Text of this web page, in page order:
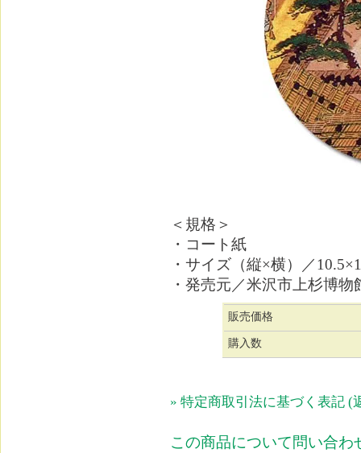
＜規格＞
・コート紙
・サイズ（縦×横）／
・発売元／米沢市上杉博物
販売価格
購入数
» 特定商取引法に基づく表記 (
この商品について問い合わ